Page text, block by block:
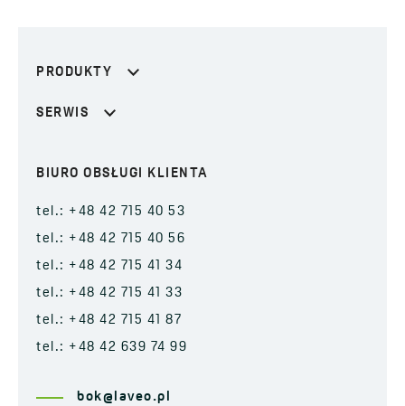
PRODUKTY
SERWIS
BIURO OBSŁUGI KLIENTA
tel.: +48 42 715 40 53
tel.: +48 42 715 40 56
tel.: +48 42 715 41 34
tel.: +48 42 715 41 33
tel.: +48 42 715 41 87
tel.: +48 42 639 74 99
bok@laveo.pl